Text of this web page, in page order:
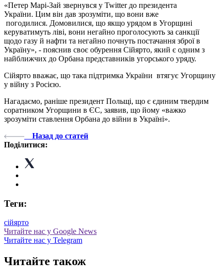
«Петер Марі-Зай звернувся у Twitter до президента
України. Цим він дав зрозуміти, що вони вже
погодилися. Домовилися, що якщо урядом в Угорщині
керуватимуть ліві, вони негайно проголосують за санкції
щодо газу й нафти та негайно почнуть постачання зброї в
Україну», - пояснив своє обурення Сійярто, який є одним з
найближчих до Орбана представників угорського уряду.
Сійярто вважає, що така підтримка України втягує Угорщину
у війну з Росією.
Нагадаємо, раніше президент Польщі, що є єдиним твердим
соратником Угорщини в ЄС, заявив, що йому «важко
зрозуміти ставлення Орбана до війни в Україні».
Назад до статей
Поділитися:
Теги:
сійярто
Читайте нас у Google News
Читайте нас у Telegram
Читайте також